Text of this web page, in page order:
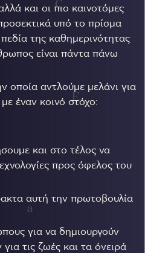
και οι πιο καινοτόμες
υπό το πρίσμα
της καθημερινότητας
είναι πάντα πάνω
οποία αντλούμε μελάνι για
έναν κοινό στόχο:
και στο τέλος να
προς όφελος του
αυτή την πρωτοβουλία
για να δημιουργούν
τις ζωές και τα όνειρά